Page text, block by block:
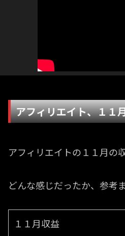
アフィリエイト、１１
アフィリエイトの１１月の
どんな感じだったか、参考
１１月収益